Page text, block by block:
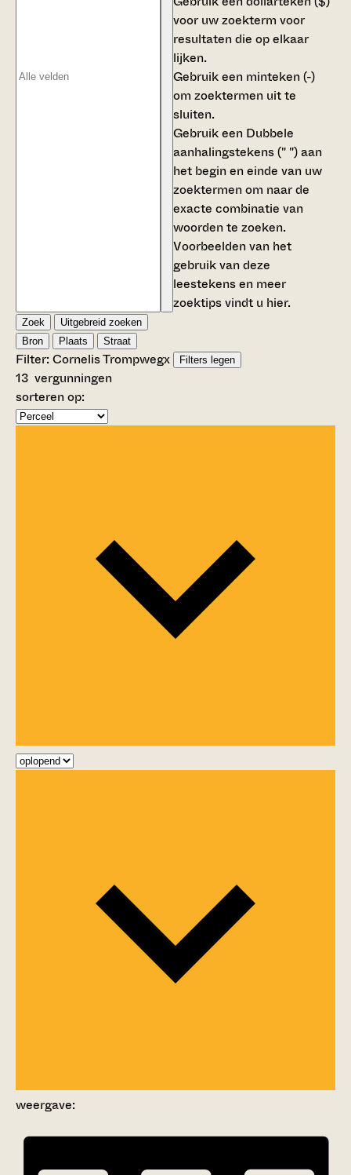
voor uw zoekterm voor
resultaten die op elkaar
lijken.
Gebruik een minteken (-)
om zoektermen uit te
sluiten.
Gebruik een Dubbele
aanhalingstekens (" ")aan
het begin en einde van uw
zoektermen om naar de
exacte combinatie van
woorden te zoeken.
Voorbeelden van het
gebruik van deze
leestekens en meer
zoektips vindt u hier.
Zoek
Uitgebreid zoeken
Bron
Plaats Straat
Filter:Cornelis Trompwegx Filters legen
13 vergunningen
sorteren op:
weergave: